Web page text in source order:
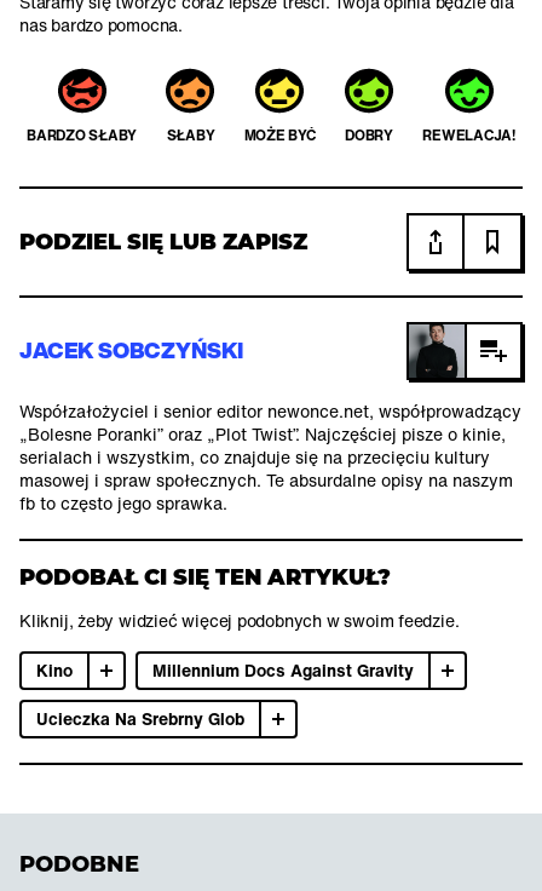
nas bardzo pomocna.
BARDZO SŁABY SŁABY MOŻE BYĆ DOBRY REWELACJA!
PODZIEL SIĘ LUB ZAPISZ
JACEK SOBCZYŃSKI
Współzałożyciel i senior editor newonce.net, współprowadzący
„Bolesne Poranki” oraz „Plot Twist”. Najczęściej pisze o kinie,
serialach i wszystkim, co znajduje się na przecięciu kultury
masowej i spraw społecznych. Te absurdalne opisy na naszym
fb to często jego sprawka.
PODOBAŁ CI SIĘ TEN ARTYKUŁ?
Kliknij, żeby widzieć więcej podobnych w swoim feedzie.
Kino
Millennium Docs Against Gravity
Ucieczka Na Srebrny Glob
PODOBNE